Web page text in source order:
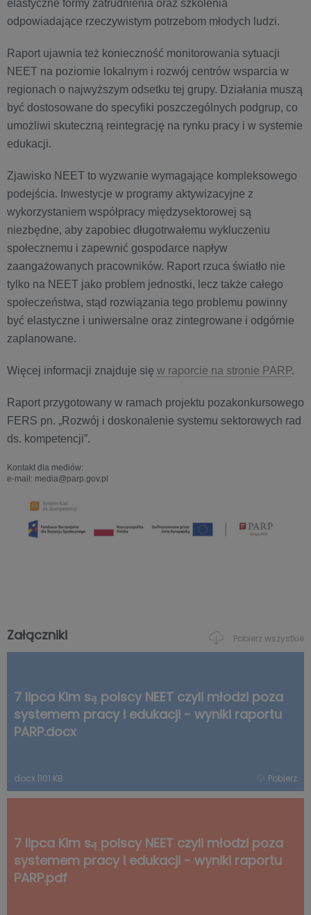
elastyczne formy zatrudnienia oraz szkolenia
odpowiadające rzeczywistym potrzebom młodych ludzi.
Raport ujawnia też konieczność monitorowania sytuacji
NEET na poziomie lokalnym i rozwój centrów wsparcia w
regionach o najwyższym odsetku tej grupy. Działania muszą
być dostosowane do specyfiki poszczególnych podgrup, co
umożliwi skuteczną reintegrację na rynku pracy i w systemie
edukacji.
Zjawisko NEET to wyzwanie wymagające kompleksowego
podejścia. Inwestycje w programy aktywizacyjne z
wykorzystaniem współpracy międzysektorowej są
niezbędne, aby zapobiec długotrwałemu wykluczeniu
społecznemu i zapewnić gospodarce napływ
zaangażowanych pracowników. Raport rzuca światło nie
tylko na NEET jako problem jednostki, lecz także całego
społeczeństwa, stąd rozwiązania tego problemu powinny
być elastyczne i uniwersalne oraz zintegrowane i odgórnie
zaplanowane.
Więcej informacji znajduje się w raporcie na stronie PARP.
Raport przygotowany w ramach projektu pozakonkursowego
FERS pn. „Rozwój i doskonalenie systemu sektorowych rad
ds. kompetencji”.
Kontakt dla mediów:
e-mail: media@parp.gov.pl
Załączniki Pobierz wszystkie
7 lipca Kim są polscy NEET czyli młodzi poza
systemem pracy i edukacji - wyniki raportu
PARP.docx
docx |101 KB Pobierz
7 lipca Kim są polscy NEET czyli młodzi poza
systemem pracy i edukacji - wyniki raportu
PARP.pdf